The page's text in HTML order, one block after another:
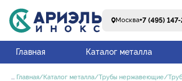
Москва+7 (495)
Главная Каталог металла
... Главная Каталог металла Трубы нержавеющие